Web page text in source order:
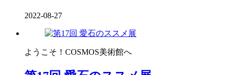
2022-08-27
ようこそ！COSMOS美術館へ